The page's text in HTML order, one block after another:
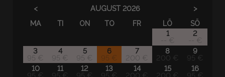
< AUGUST 2026
>
MA
TI ON TO FR LÖ SÖ
1
-- €
2
-- €
3
95 €
4
95 €
5
95 €
6
95 €
7
200 €
8
200 €
9
95 €
10
95 €
11
95 €
12
95 €
13
95 €
14
200 €
15
200 €
16
95 €